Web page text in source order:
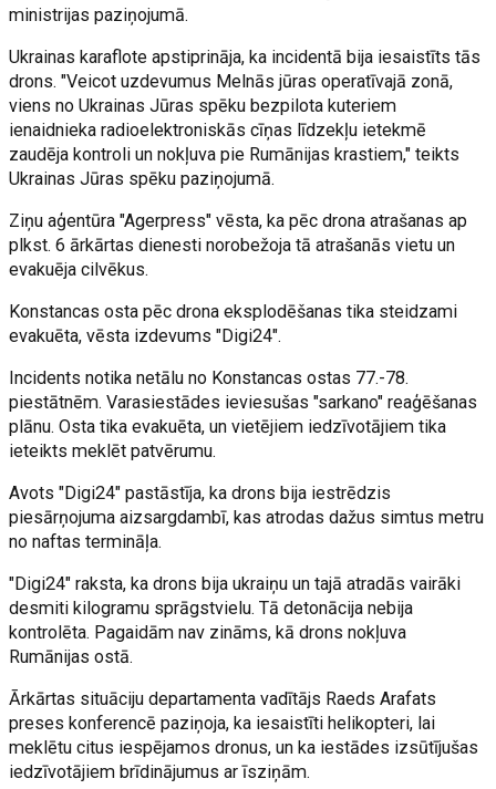
ministrijas paziņojumā.
Ukrainas karaflote apstiprināja, ka incidentā bija iesaistīts tās
drons. "Veicot uzdevumus Melnās jūras operatīvajā zonā,
viens no Ukrainas Jūras spēku bezpilota kuteriem
ienaidnieka radioelektroniskās cīņas līdzekļu ietekmē
zaudēja kontroli un nokļuva pie Rumānijas krastiem," teikts
Ukrainas Jūras spēku paziņojumā.
Ziņu aģentūra "Agerpress" vēsta, ka pēc drona atrašanas ap
plkst. 6 ārkārtas dienesti norobežoja tā atrašanās vietu un
evakuēja cilvēkus.
Konstancas osta pēc drona eksplodēšanas tika steidzami
evakuēta, vēsta izdevums "Digi24".
Incidents notika netālu no Konstancas ostas 77.-78.
piestātnēm. Varasiestādes ieviesušas "sarkano" reaģēšanas
plānu. Osta tika evakuēta, un vietējiem iedzīvotājiem tika
ieteikts meklēt patvērumu.
Avots "Digi24" pastāstīja, ka drons bija iestrēdzis
piesārņojuma aizsargdambī, kas atrodas dažus simtus metru
no naftas termināļa.
"Digi24" raksta, ka drons bija ukraiņu un tajā atradās vairāki
desmiti kilogramu sprāgstvielu. Tā detonācija nebija
kontrolēta. Pagaidām nav zināms, kā drons nokļuva
Rumānijas ostā.
Ārkārtas situāciju departamenta vadītājs Raeds Arafats
preses konferencē paziņoja, ka iesaistīti helikopteri, lai
meklētu citus iespējamos dronus, un ka iestādes izsūtījušas
iedzīvotājiem brīdinājumus ar īsziņām.